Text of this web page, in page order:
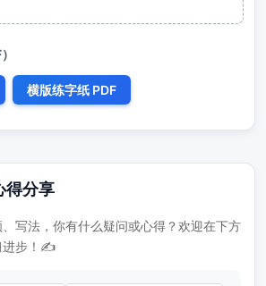
横版练字纸 PDF
得分享
写法，你有什么疑问或心得？欢迎在下方
进步！✍️